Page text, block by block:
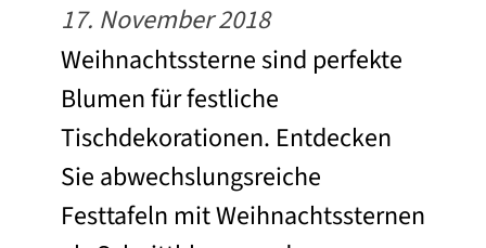
17. November 2018
Weihnachtssterne sind perfekte
Blumen für festliche
Tischdekorationen. Entdecken
Sie abwechslungsreiche
Festtafeln mit Weihnachtssternen